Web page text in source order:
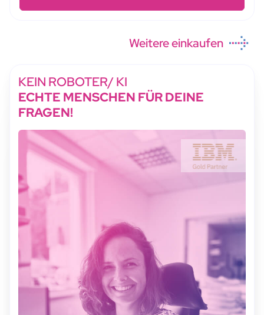
Weitere einkaufen
KEIN ROBOTER/ KI
ECHTE MENSCHEN FÜR DEINE
FRAGEN!